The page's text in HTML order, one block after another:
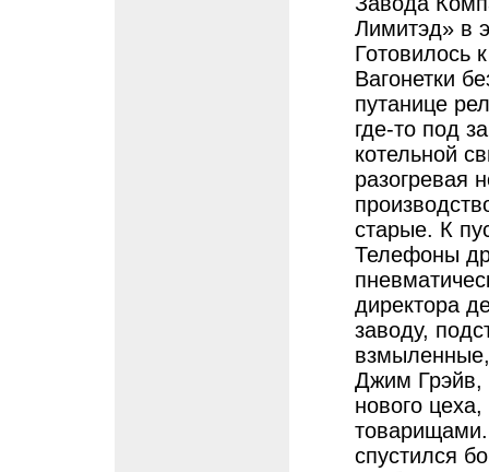
Лимитэд» в
Готовилось
Вагонетки
путанице
где-то под
котельной
разогревая
старые. К
Телефоны
директора
заводу,
взмыленные,
Джим Грэйв,
нового
товарищами.
спустился